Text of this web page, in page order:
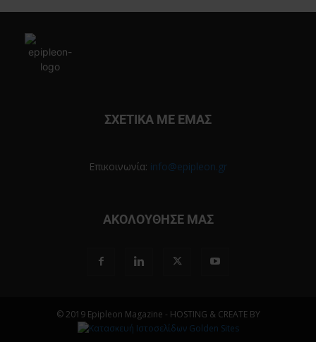
ΣΧΕΤΙΚΑ ΜΕ ΕΜΑΣ
Επικοινωνία: info@epipleon.gr
ΑΚΟΛΟΥΘΗΣΕ ΜΑΣ
© 2019 Epipleon Magazine - HOSTING & CREATE BY